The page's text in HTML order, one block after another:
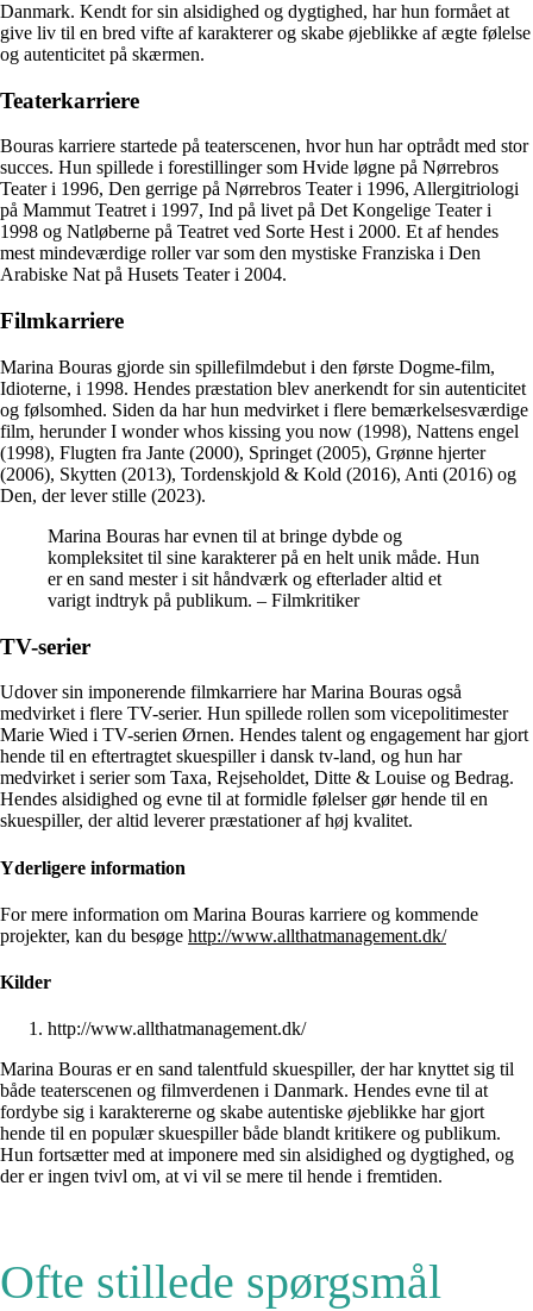
Danmark. Kendt for sin alsidighed og dygtighed, har hun formået at
give liv til en bred vifte af karakterer og skabe øjeblikke af ægte følelse
og autenticitet på skærmen.
Teaterkarriere
Bouras karriere startede på teaterscenen, hvor hun har optrådt med stor
succes. Hun spillede i forestillinger som Hvide løgne på Nørrebros
Teater i 1996, Den gerrige på Nørrebros Teater i 1996, Allergitriologi
på Mammut Teatret i 1997, Ind på livet på Det Kongelige Teater i
1998 og Natløberne på Teatret ved Sorte Hest i 2000. Et af hendes
mest mindeværdige roller var som den mystiske Franziska i Den
Arabiske Nat på Husets Teater i 2004.
Filmkarriere
Marina Bouras gjorde sin spillefilmdebut i den første Dogme-film,
Idioterne, i 1998. Hendes præstation blev anerkendt for sin autenticitet
og følsomhed. Siden da har hun medvirket i flere bemærkelsesværdige
film, herunder I wonder whos kissing you now (1998), Nattens engel
(1998), Flugten fra Jante (2000), Springet (2005), Grønne hjerter
(2006), Skytten (2013), Tordenskjold & Kold (2016), Anti (2016) og
Den, der lever stille (2023).
Marina Bouras har evnen til at bringe dybde og
kompleksitet til sine karakterer på en helt unik måde. Hun
er en sand mester i sit håndværk og efterlader altid et
varigt indtryk på publikum. – Filmkritiker
TV-serier
Udover sin imponerende filmkarriere har Marina Bouras også
medvirket i flere TV-serier. Hun spillede rollen som vicepolitimester
Marie Wied i TV-serien Ørnen. Hendes talent og engagement har gjort
hende til en eftertragtet skuespiller i dansk tv-land, og hun har
medvirket i serier som Taxa, Rejseholdet, Ditte & Louise og Bedrag.
Hendes alsidighed og evne til at formidle følelser gør hende til en
skuespiller, der altid leverer præstationer af høj kvalitet.
Yderligere information
For mere information om Marina Bouras karriere og kommende
projekter, kan du besøge http://www.allthatmanagement.dk/
Kilder
http://www.allthatmanagement.dk/
Marina Bouras er en sand talentfuld skuespiller, der har knyttet sig til
både teaterscenen og filmverdenen i Danmark. Hendes evne til at
fordybe sig i karaktererne og skabe autentiske øjeblikke har gjort
hende til en populær skuespiller både blandt kritikere og publikum.
Hun fortsætter med at imponere med sin alsidighed og dygtighed, og
der er ingen tvivl om, at vi vil se mere til hende i fremtiden.
Ofte stillede spørgsmål